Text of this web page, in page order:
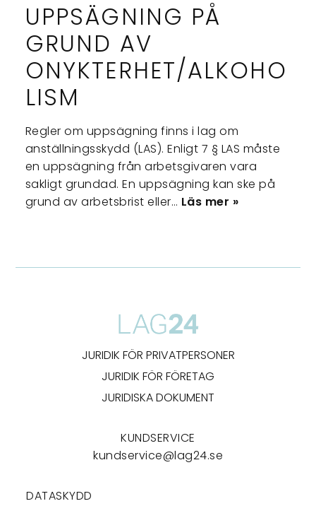
UPPSÄGNING PÅ
GRUND AV
ONYKTERHET/ALKOHO
LISM
Regler om uppsägning finns i lag om
anställningsskydd (LAS). Enligt 7 § LAS måste
en uppsägning från arbetsgivaren vara
sakligt grundad. En uppsägning kan ske på
grund av arbetsbrist eller… Läs mer »
JURIDIK FÖR PRIVATPERSONER
JURIDIK FÖR FÖRETAG
JURIDISKA DOKUMENT
KUNDSERVICE
kundservice@lag24.se
DATASKYDD